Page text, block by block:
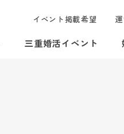
イベント掲載希望
三重婚活イベント